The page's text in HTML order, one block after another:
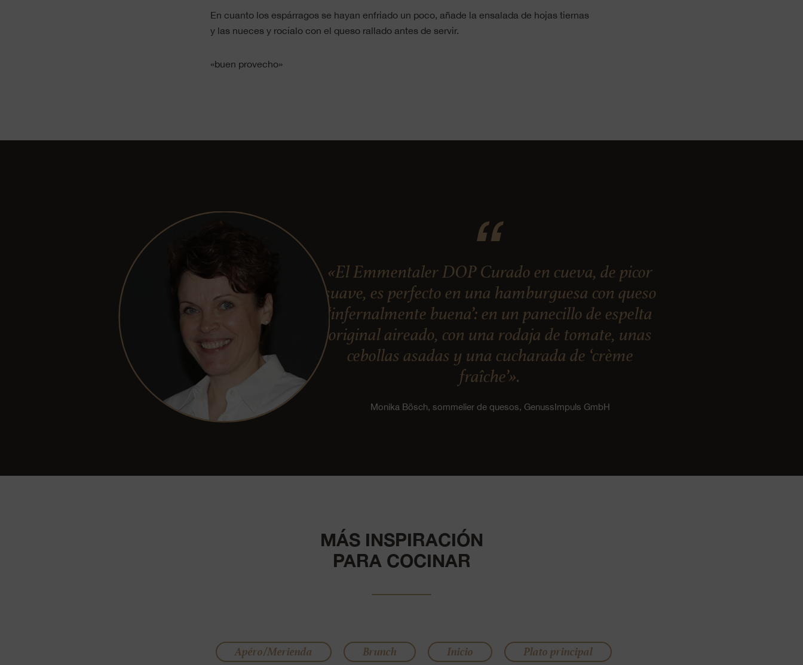
En cuanto los espárragos se hayan enfriado un poco, añade la ensalada de hojas tiernas
y las nueces y rocíalo con el queso rallado antes de servir.
«buen provecho»
«El Emmentaler DOP Curado en cueva, de picor
suave, es perfecto en una hamburguesa con queso
‘infernalmente buena’: en un panecillo de espelta
original aireado, con una rodaja de tomate, unas
cebollas asadas y una cucharada de ‘crème
fraîche’».
Monika Bösch, sommelier de quesos, GenussImpuls GmbH
MÁS INSPIRACIÓN
PARA COCINAR
Apéro/Merienda Brunch Inicio Plato principal